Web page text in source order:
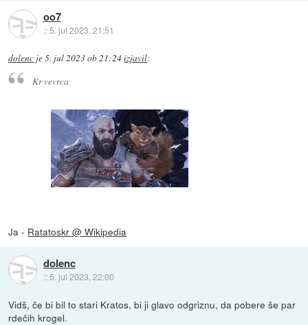
oo7
::5. jul 2023, 21:51
dolenc je5. jul 2023 ob 21:24izjavil:
Kr vevrca
Ja - Ratatoskr @ Wikipedia
dolenc
:: 5. jul 2023, 22:00
Vidš, če bi bil to stari Kratos, bi ji glavo odgriznu, da pobere še par
rdečih krogel.